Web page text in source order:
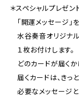
＊スペシャルプレゼント
「開運メッセージ」
水谷奏音オリジナル
１枚お付けします。
どのカードが届くか
届くカードは、きっ
必要なメッセージ